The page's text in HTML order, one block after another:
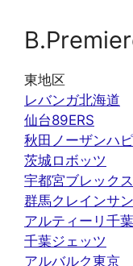
東地区
レバンガ北海道
仙台89ERS
秋田ノーザンハ
茨城ロボッツ
宇都宮ブレックス
群馬クレインサ
アルティーリ千葉
千葉ジェッツ
アルバルク東京